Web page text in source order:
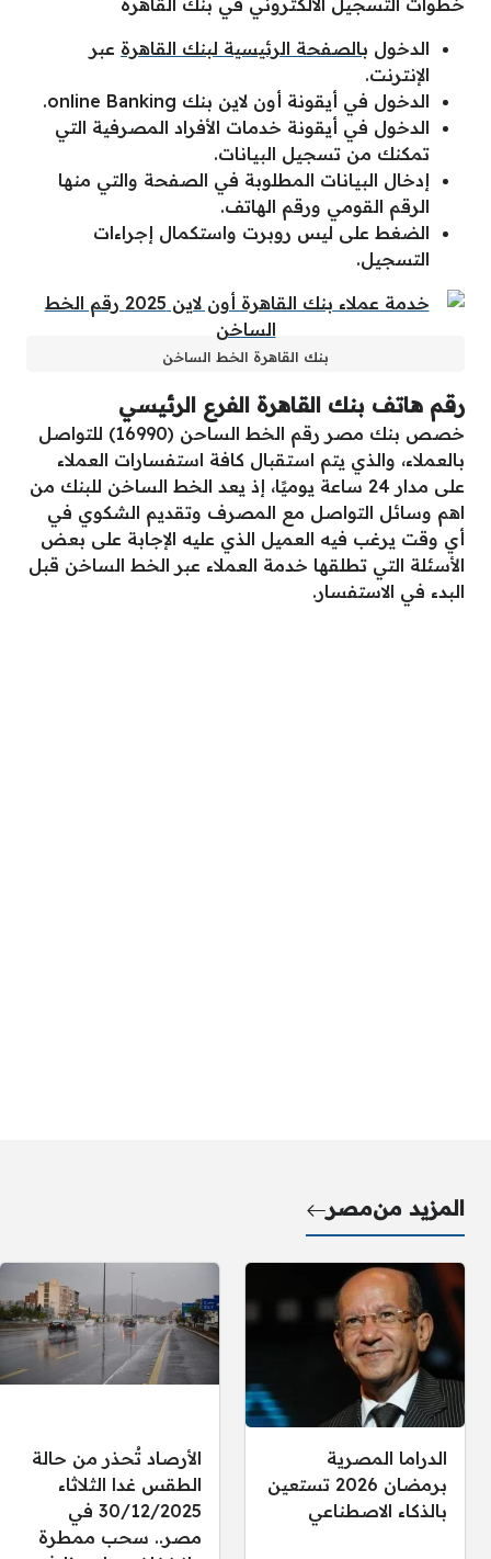
خطوات التسجيل الالكتروني في بنك القاهرة
الدخول بالصفحة الرئيسية لبنك القاهرة عبر
الإنترنت.
الدخول في أيقونة أون لاين بنك online Banking.
الدخول في أيقونة خدمات الأفراد المصرفية التي
تمكنك من تسجيل البيانات.
إدخال البيانات المطلوبة في الصفحة والتي منها
الرقم القومي ورقم الهاتف.
الضغط على ليس روبرت واستكمال إجراءات
التسجيل.
بنك القاهرة الخط الساخن
رقم هاتف بنك القاهرة الفرع الرئيسي
خصص بنك مصر رقم الخط الساحن (16990) للتواصل
بالعملاء، والذي يتم استقبال كافة استفسارات العملاء
على مدار 24 ساعة يوميًا، إذ يعد الخط الساخن للبنك من
اهم وسائل التواصل مع المصرف وتقديم الشكوي في
أي وقت يرغب فيه العميل الذي عليه الإجابة على بعض
الأسئلة التي تطلقها خدمة العملاء عبر الخط الساخن قبل
البدء في الاستفسار.
المزيد منمصر
الدراما المصرية
برمضان 2026 تستعين
بالذكاء الاصطناعي
الأرصاد تُحذر من حالة
الطقس غدا الثلاثاء
30/12/2025 في
مصر.. سحب ممطرة